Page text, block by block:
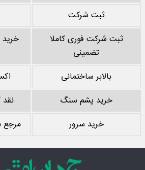
ثبت شرکت
ثبت شرکت فوری کاملا
تضمینی
بالابر ساختمانی
خرید پشم سنگ
خرید سرور
مرجع